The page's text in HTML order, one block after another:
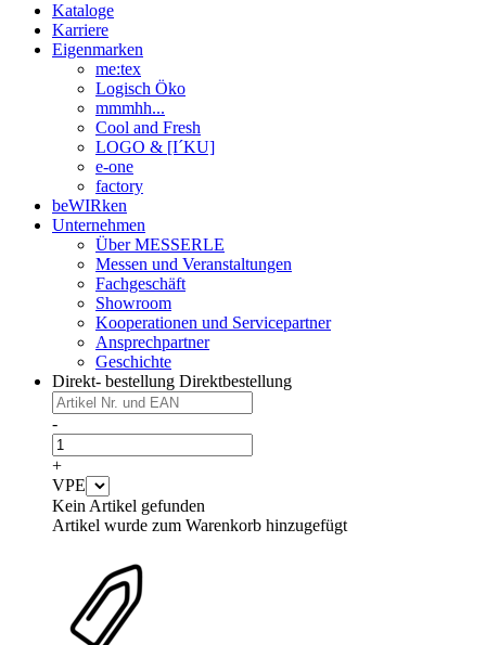
Kataloge
Karriere
Eigenmarken
me:tex
Logisch Öko
mmmhh...
Cool and Fresh
LOGO & [I´KU]
e-one
factory
beWIRken
Unternehmen
Über MESSERLE
Messen und Veranstaltungen
Fachgeschäft
Showroom
Kooperationen und Servicepartner
Ansprechpartner
Geschichte
Direkt- bestellung Direktbestellung
-
+
VPE
Kein Artikel gefunden
Artikel wurde zum Warenkorb hinzugefügt